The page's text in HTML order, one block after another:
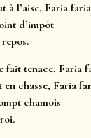
à l’aise, Faria
d’impôt
fait tenace, Faria
en chasse, Faria
chamois